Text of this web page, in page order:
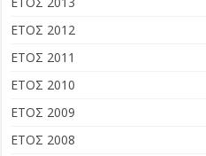
ΕΤΟΣ 2012
ΕΤΟΣ 2011
ΕΤΟΣ 2010
ΕΤΟΣ 2009
ΕΤΟΣ 2008